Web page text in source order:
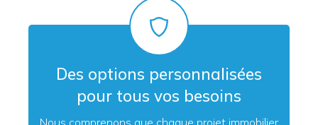
Des options personnalisées
pour tous vos besoins
Nous comprenons que chaque projet immobilier